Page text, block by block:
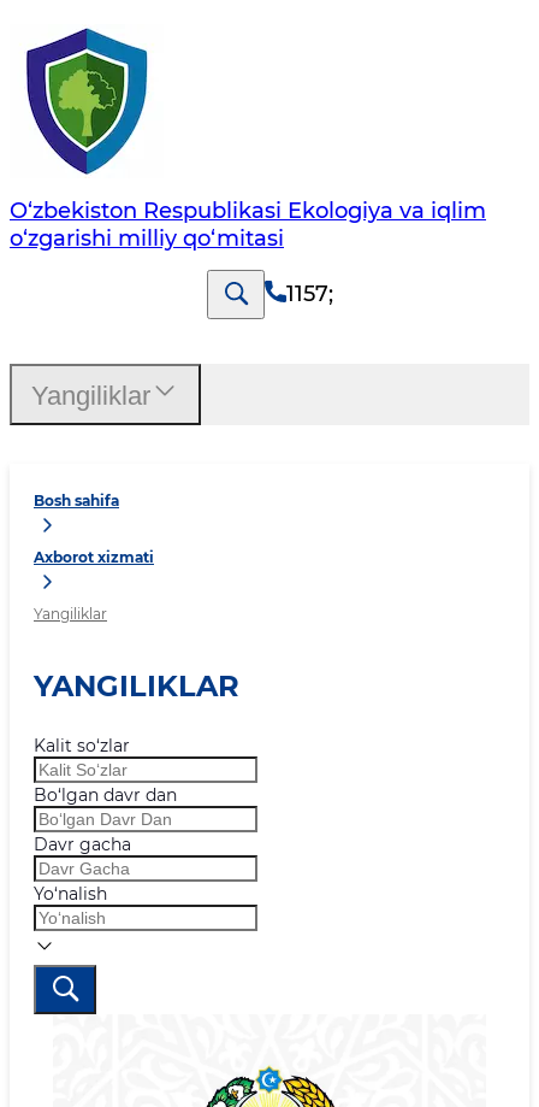
O‘zbekiston Respublikasi Ekologiya va iqlim
o‘zgarishi milliy qo‘mitasi
1157;
Bosh sahifa
Axborot xizmati
Yangiliklar
YANGILIKLAR
Kalit so‘zlar
Bo‘lgan davr dan
Davr gacha
Yo‘nalish
Yangiliklar